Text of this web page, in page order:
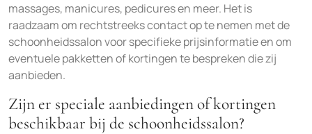
massages, manicures, pedicures en meer. Het is
raadzaam om rechtstreeks contact op te nemen met de
schoonheidssalon voor specifieke prijsinformatie en om
eventuele pakketten of kortingen te bespreken die zij
aanbieden.
Zijn er speciale aanbiedingen of kortingen
beschikbaar bij de schoonheidssalon?